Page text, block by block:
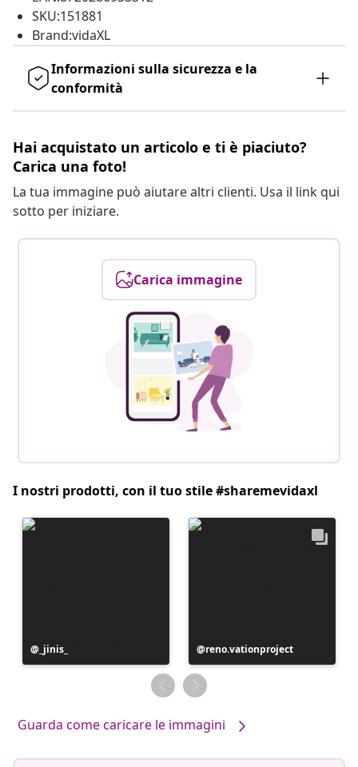
SKU:151881
Brand:vidaXL
Informazioni sulla sicurezza e la
conformità
Hai acquistato un articolo e ti è piaciuto?
Carica una foto!
La tua immagine può aiutare altri clienti. Usa il link qui
sotto per iniziare.
Carica immagine
I nostri prodotti, con il tuo stile #sharemevidaxl
Post
pubblicato
_jinis_
Post
pubblicato
da
reno.vationproject
Guarda come caricare le immagini